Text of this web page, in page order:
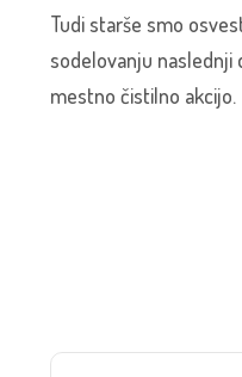
Tudi starše smo
sodelovanju naslednji
mestno čistilno akcijo.